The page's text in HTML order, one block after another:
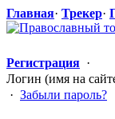
Главная· Трекер·
Регистрация ·
Логин (имя на
· Забыли пароль?